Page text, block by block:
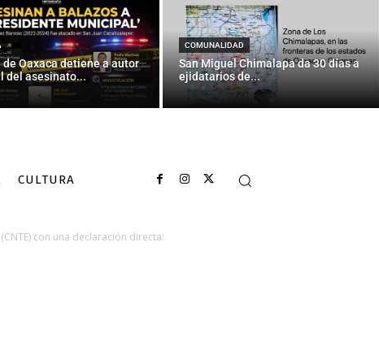
de Oaxaca detiene a autor
del asesinato...
COMUNALIDAD
San Miguel Chimalapa da 30 días a
ejidatarios de...
CULTURA
con una declaración directa: